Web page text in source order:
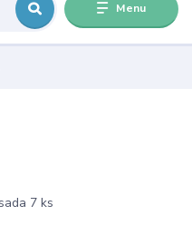
Menu